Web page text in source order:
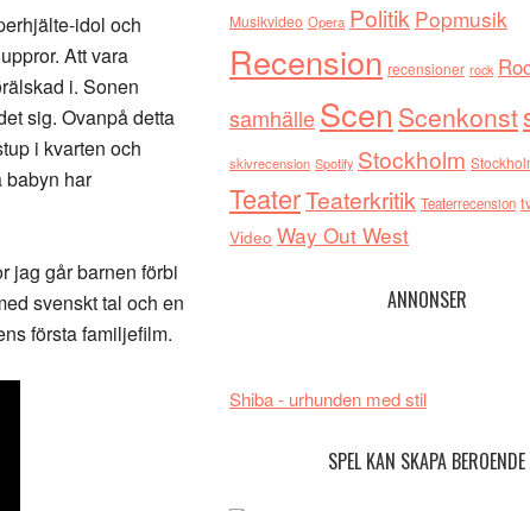
idol och
Att vara
i. Sonen
sig. Ovanpå detta
i kvarten och
babyn har
jag går barnen förbi
svenskt tal och en
första familjefilm.
Musikvideo Opera Politik Popmusik
Recension recensioner rock
samhälleScen Scenkonst
skivrecension Spotify Stockholm
TeaterTeaterkritik Teaterrecension
Video Way Out West
ANNONSER
Shiba - urhunden med stil
SPEL KAN SKAPA BEROENDE